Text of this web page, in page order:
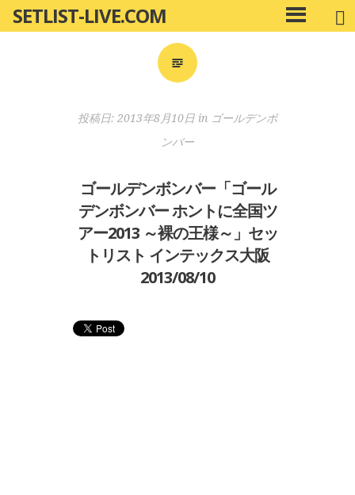
ン
SETLIST-LIVE.COM
メ
イ
投稿日: 2013年8月10日 in ゴールデンボ
ンバー
ゴールデンボンバー「ゴール
デンボンバー ホントに全国ツ
アー2013 ～裸の王様～」セッ
トリスト インテックス大阪
2013/08/10